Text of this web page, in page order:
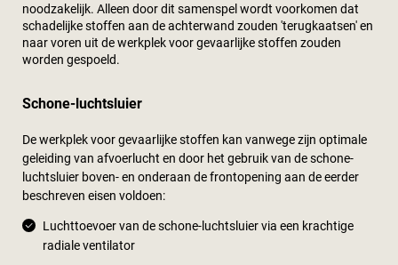
noodzakelijk. Alleen door dit samenspel wordt voorkomen dat
schadelijke stoffen aan de achterwand zouden 'terugkaatsen' en
naar voren uit de werkplek voor gevaarlijke stoffen zouden
worden gespoeld.
Schone-luchtsluier
De werkplek voor gevaarlijke stoffen kan vanwege zijn optimale
geleiding van afvoerlucht en door het gebruik van de schone-
luchtsluier boven- en onderaan de frontopening aan de eerder
beschreven eisen voldoen:
Luchttoevoer van de schone-luchtsluier via een krachtige
radiale ventilator